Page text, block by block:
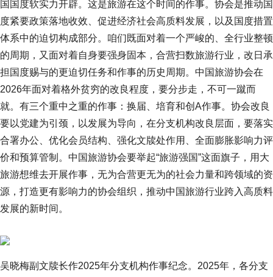
国国度软实力开辟。这是旅游在这个时间的作事。协会是推动国
度紧要政策落地收效、促进经济社会高质料发展，以及国度措置
体系中的迫切构成部分。咱们既面对着一个严峻的、全行业整顿
的周期，又面对着自身要强身固本，合营扫数旅游行业，改日承
担国度赐与的更迫切任务和作事的历史周期。中国旅游协会在
2026年面对着格外贫穷的改良程度，要分步走，不可一蹴而
就。有三个重中之重的作事：换届、培育和创A作事。协会改良
要以党建为引颈，以发展为导向，在分支机构改良层面，要落实
合署办公、优化会员结构、强化文牍处作用、全面膨胀影响力评
价和预算管制。中国旅游协会要举起“旅游强国”这面旗子，用大
旅游想维去开展作事，无为合营更无为的社会力量和跨领域的资
源，打造更有影响力的协会组织，推动中国旅游行业跨入高质料
发展的新时间。
吴晓梅副文牍长作2025年分支机构作事纪念。2025年，各分支